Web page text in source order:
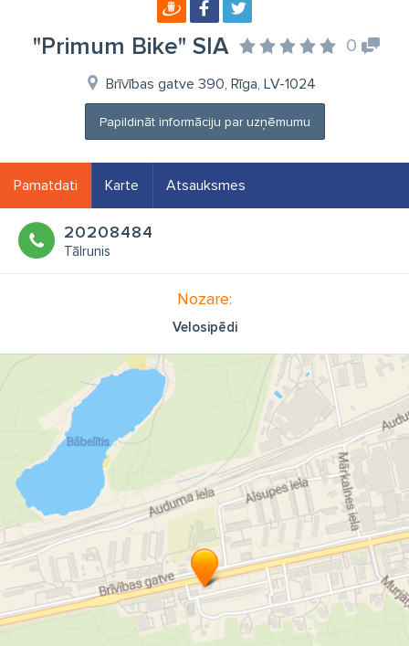
"Primum Bike" SIA 0
Brīvības gatve 390, Rīga, LV-1024
Papildināt informāciju par uzņēmumu
Pamatdati Karte Atsauksmes
20208484
Tālrunis
Nozare:
Velosipēdi